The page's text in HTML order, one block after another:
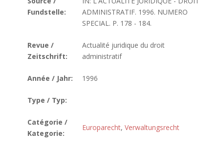
Fundstelle:
ADMINISTRATIF. 1996. NUMERO
SPECIAL. P. 178 - 184.
Revue /
Zeitschrift:
Actualité juridique du droit
administratif
Année / Jahr: 1996
Type / Typ:
Catégorie /
Kategorie:
Europarecht, Verwaltungsrecht